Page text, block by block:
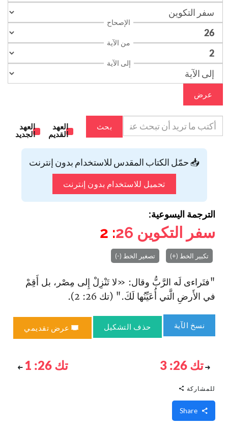
الإصحاح
من الآية
إلى الآية
عرض
بحث
العهد
القديم
العهد
الجديد
📥 حمّل الكتاب المقدس للاستخدام بدون إنترنت
تحميل للاستخدام بدون إنترنت
الترجمة اليسوعية:
سفر التكوين 26
: 2
تكبير الخط (+) تصغير الخط (-)
"فتَراءى لَه الرَّبُّ وقال: «لا تَنْزِلْ إِلى مِصْر، بل أَقِمْ
في الأَرضِ الَّتي أُعَيِّنُها لَكَ." (تك 26: 2).
نسخ الآية حذف التشكيل عرض تقديمي
تك 26: 3 تك 26: 1
للمشاركة